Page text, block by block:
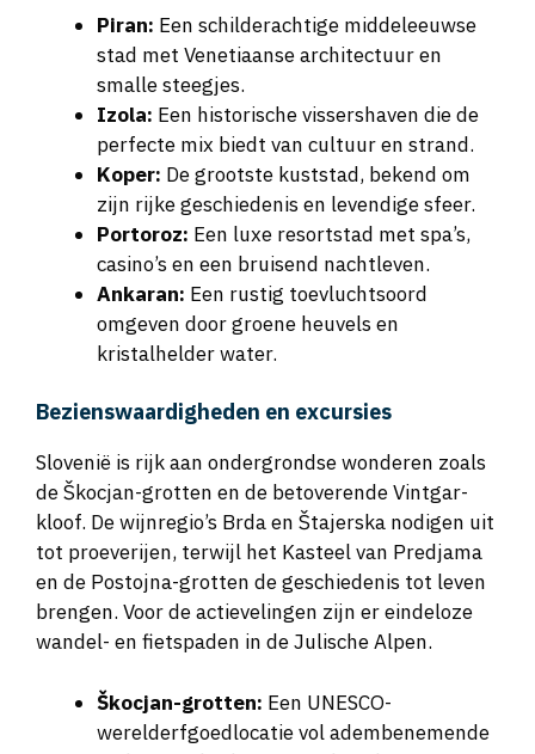
stad met Venetiaanse architectuur en
smalle steegjes.
Izola:Een historische vissershaven die de
perfecte mix biedt van cultuur en strand.
Koper:De grootste kuststad, bekend om
zijn rijke geschiedenis en levendige sfeer.
Portoroz:Een luxe resortstad met spa’s,
casino’s en een bruisend nachtleven.
Ankaran:Een rustig toevluchtsoord
omgeven door groene heuvels en
kristalhelder water.
de Škocjan-grotten en de betoverende Vintgar-
kloof. De wijnregio’s Brda en Štajerska nodigen uit
tot proeverijen, terwijl het Kasteel van Predjama
en de Postojna-grotten de geschiedenis tot leven
brengen. Voor de actievelingen zijn er eindeloze
wandel- en fietspaden in de Julische Alpen.
werelderfgoedlocatie vol adembenemende
ondergrondse kamers en kanalen.